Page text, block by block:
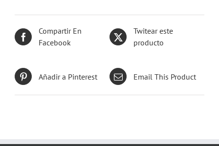
Compartir En
Facebook
Twitear este
producto
Añadir a Pinterest Email This Product